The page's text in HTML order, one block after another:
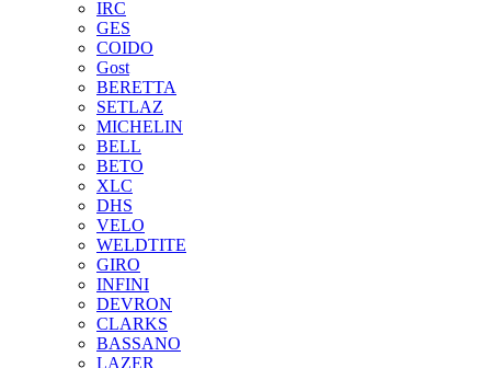
IRC
GES
COIDO
Gost
BERETTA
SETLAZ
MICHELIN
BELL
BETO
XLC
DHS
VELO
WELDTITE
GIRO
INFINI
DEVRON
CLARKS
BASSANO
LAZER